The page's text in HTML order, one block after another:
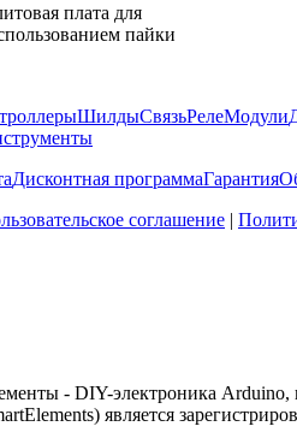
плата для
пайки
ШилдыСвязьРелеМодули
Дисконтная программаГарантия
соглашение |
- DIY-электроника Arduino,
является